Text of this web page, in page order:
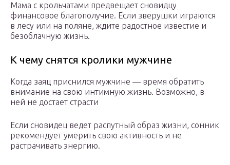
Мама с крольчатами предвещает сновидцу
финансовое благополучие. Если зверушки играются
в лесу или на поляне, ждите радостное известие и
безоблачную жизнь.
К чему снятся кролики мужчине
Когда заяц приснился мужчине — время обратить
внимание на свою интимную жизнь. Возможно, в
ней не достает страсти
Если сновидец ведет распутный образ жизни, сонник
рекомендует умерить свою активность и не
растрачивать энергию.